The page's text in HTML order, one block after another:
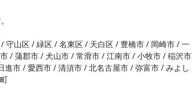
山区 / 緑区 / 名東区 / 天白区 / 豊橋市 / 岡崎市 / 一
/ 蒲郡市 / 犬山市 / 常滑市 / 江南市 / 小牧市 / 稲沢市
市 / 愛西市 / 清須市 / 北名古屋市 / 弥富市 / みよし